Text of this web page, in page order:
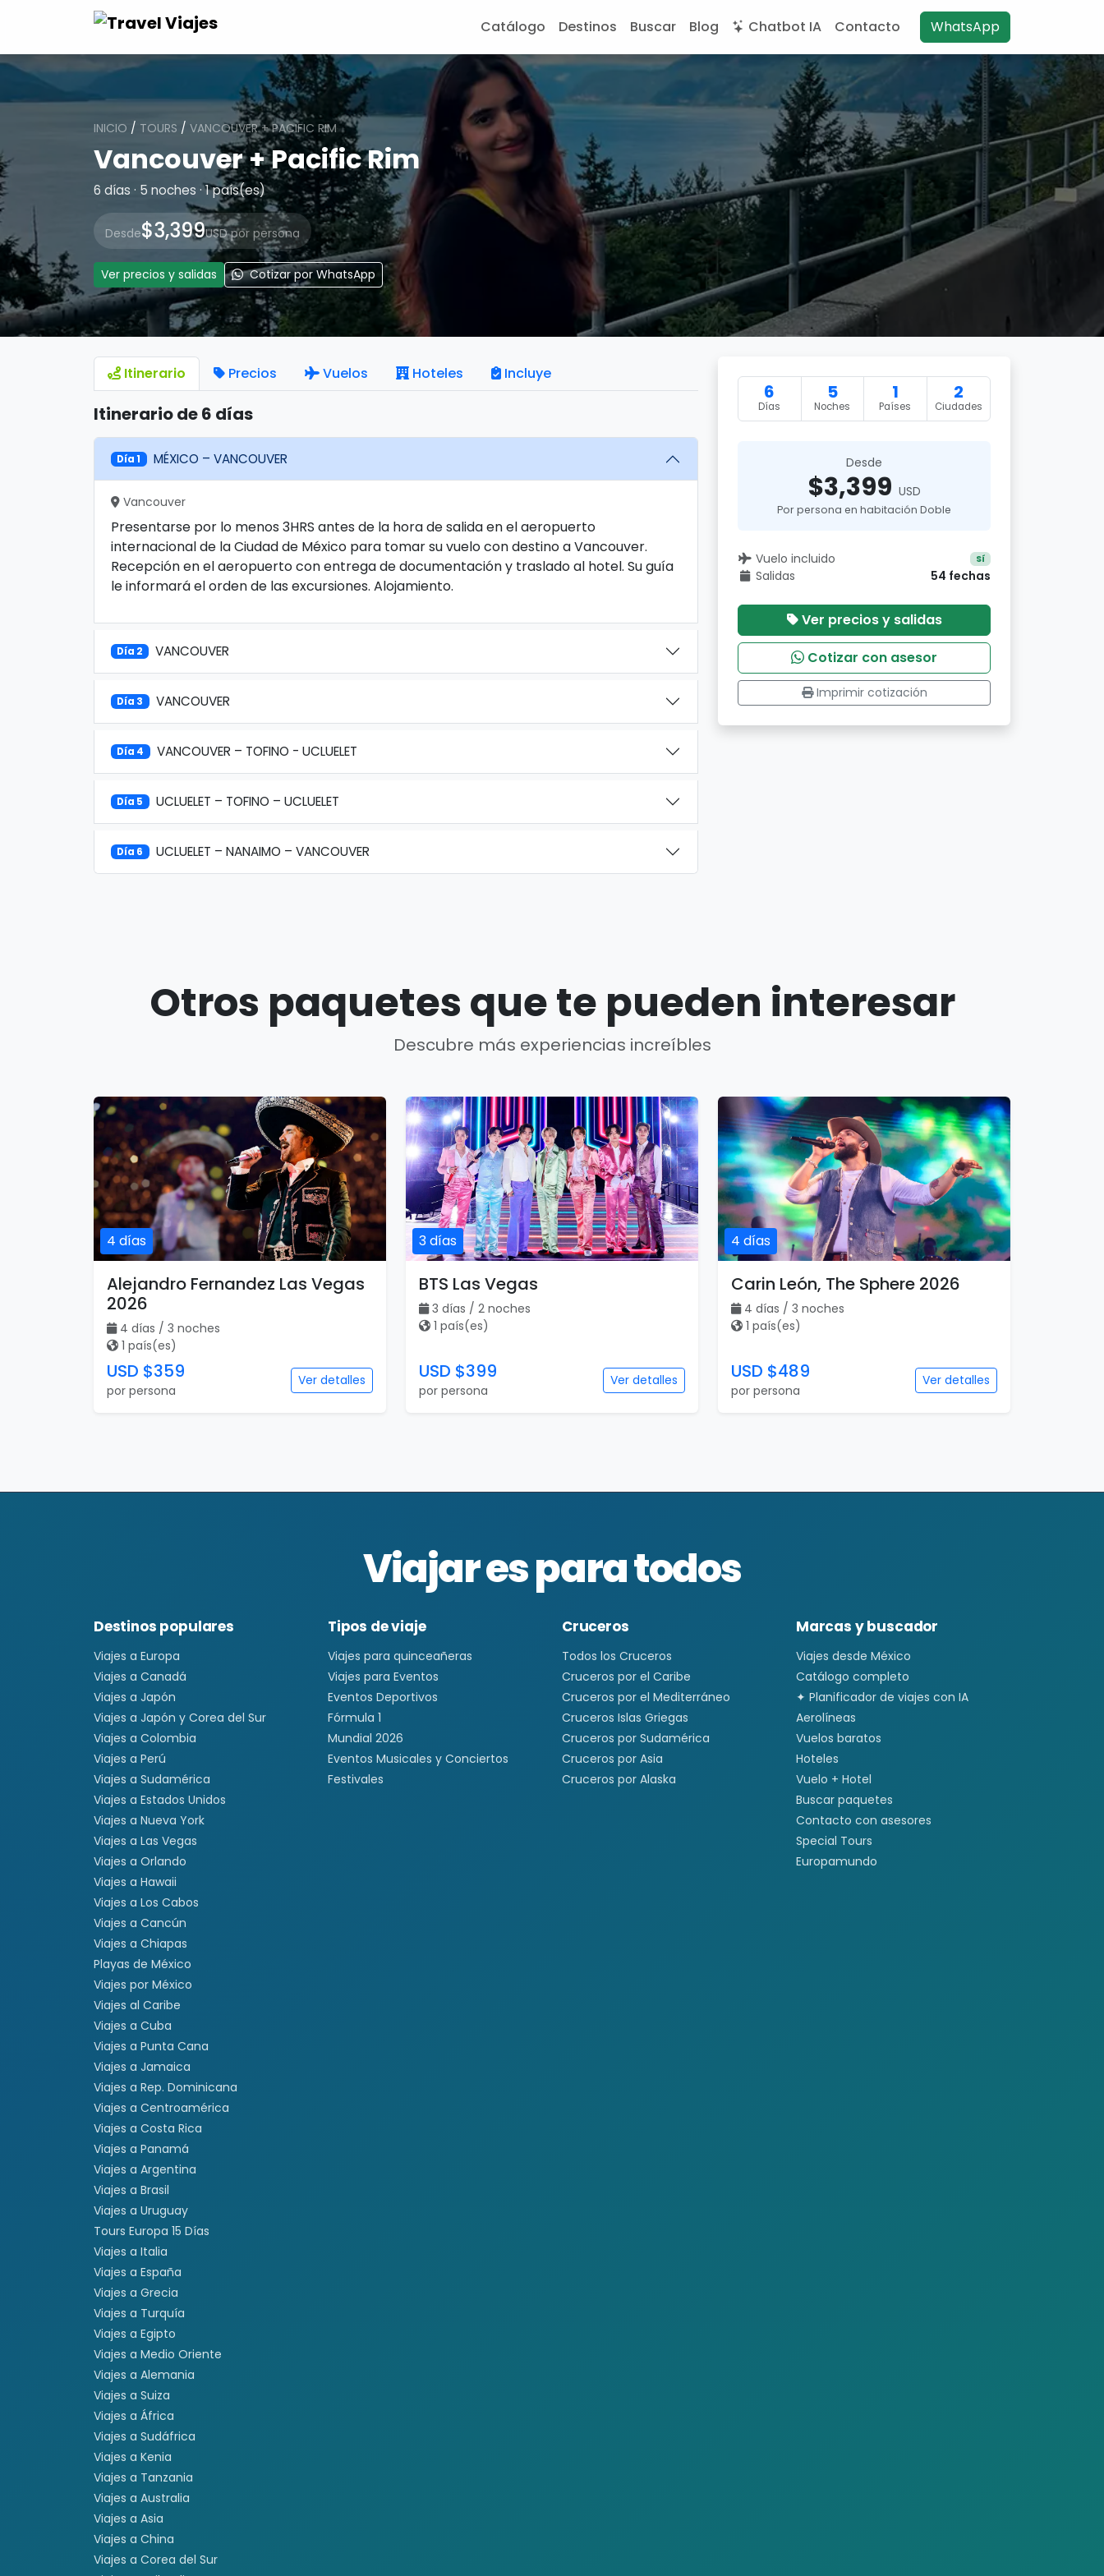
Catálogo Destinos Buscar Blog Chatbot IA Contacto WhatsApp
INICIO / TOURS / VANCOUVER + PACIFIC RIM
Vancouver + Pacific Rim
6 días · 5 noches · 1 país(es)
Desde$3,399USD por persona
Ver precios y salidas Cotizar por WhatsApp
Itinerario Precios Vuelos Hoteles Incluye
Itinerario de 6 días
Día 1 MÉXICO – VANCOUVER
Vancouver
Presentarse por lo menos 3HRS antes de la hora de salida en el aeropuerto
internacional de la Ciudad de México para tomar su vuelo con destino a Vancouver.
Recepción en el aeropuerto con entrega de documentación y traslado al hotel. Su guía
le informará el orden de las excursiones. Alojamiento.
Día 2 VANCOUVER
Día 3 VANCOUVER
Día 4 VANCOUVER – TOFINO - UCLUELET
Día 5 UCLUELET – TOFINO – UCLUELET
Día 6 UCLUELET – NANAIMO – VANCOUVER
6
Días
5
Noches
1
Países
2
Ciudades
Desde
$3,399 USD
Por persona en habitación Doble
Vuelo incluido Sí
Salidas 54 fechas
Ver precios y salidas
Cotizar con asesor
Imprimir cotización
Otros paquetes que te pueden interesar
Descubre más experiencias increíbles
4 días
Alejandro Fernandez Las Vegas
2026
4 días / 3 noches
1 país(es)
USD $359
por persona
Ver detalles
3 días
BTS Las Vegas
3 días / 2 noches
1 país(es)
USD $399
por persona
Ver detalles
4 días
Carin León, The Sphere 2026
4 días / 3 noches
1 país(es)
USD $489
por persona
Ver detalles
Viajar es para todos
Destinos populares
Viajes a Europa
Viajes a Canadá
Viajes a Japón
Viajes a Japón y Corea del Sur
Viajes a Colombia
Viajes a Perú
Viajes a Sudamérica
Viajes a Estados Unidos
Viajes a Nueva York
Viajes a Las Vegas
Viajes a Orlando
Viajes a Hawaii
Viajes a Los Cabos
Viajes a Cancún
Viajes a Chiapas
Playas de México
Viajes por México
Viajes al Caribe
Viajes a Cuba
Viajes a Punta Cana
Viajes a Jamaica
Viajes a Rep. Dominicana
Viajes a Centroamérica
Viajes a Costa Rica
Viajes a Panamá
Viajes a Argentina
Viajes a Brasil
Viajes a Uruguay
Tours Europa 15 Días
Viajes a Italia
Viajes a España
Viajes a Grecia
Viajes a Turquía
Viajes a Egipto
Viajes a Medio Oriente
Viajes a Alemania
Viajes a Suiza
Viajes a África
Viajes a Sudáfrica
Viajes a Kenia
Viajes a Tanzania
Viajes a Australia
Viajes a Asia
Viajes a China
Viajes a Corea del Sur
Tipos de viaje
Viajes para quinceañeras
Viajes para Eventos
Eventos Deportivos
Fórmula 1
Mundial 2026
Eventos Musicales y Conciertos
Festivales
Cruceros
Todos los Cruceros
Cruceros por el Caribe
Cruceros por el Mediterráneo
Cruceros Islas Griegas
Cruceros por Sudamérica
Cruceros por Asia
Cruceros por Alaska
Marcas y buscador
Viajes desde México
Catálogo completo
✦ Planificador de viajes con IA
Aerolíneas
Vuelos baratos
Hoteles
Vuelo + Hotel
Buscar paquetes
Contacto con asesores
Special Tours
Europamundo